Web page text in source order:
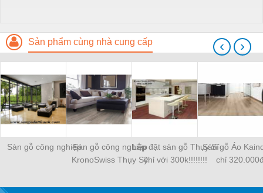
Sản phẩm cùng nhà cung cấp
Sàn gỗ công nghiệpSàn gỗ công nghiệp
KronoSwiss Thụy Sỹ
Lắp đặt sàn gỗ Thụy Sĩ
chỉ với 300k!!!!!!!!
Sàn gỗ Áo
chỉ
‹ ›